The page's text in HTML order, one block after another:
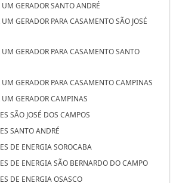
GERADOR SANTO ANDRÉ
GERADOR PARA CASAMENTO SÃO JOSÉ
GERADOR PARA CASAMENTO SANTO
GERADOR PARA CASAMENTO CAMPINAS
GERADOR CAMPINAS
SÃO JOSÉ DOS CAMPOS
SANTO ANDRÉ
DE ENERGIA SOROCABA
DE ENERGIA SÃO BERNARDO DO CAMPO
DE ENERGIA OSASCO